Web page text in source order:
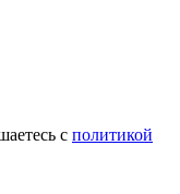
с политикой